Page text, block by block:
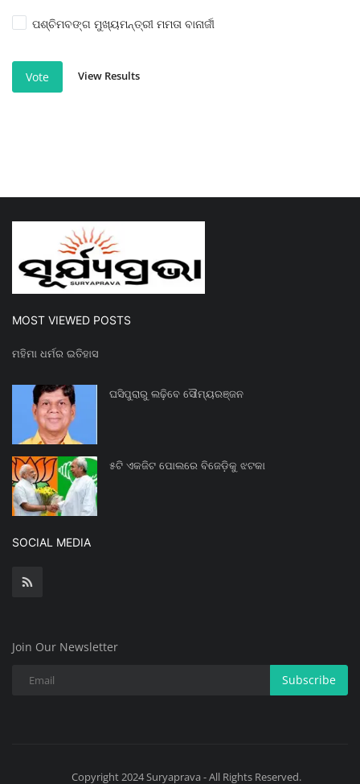
ପଶ୍ଚିମବଙ୍ଗ ମୁଖ୍ୟମନ୍ତ୍ରୀ ମମତା ବାନାର୍ଜୀ
Vote View Results
MOST VIEWED POSTS
ମହିମା ଧର୍ମର ଇତିହାସ
ଘସିପୁରାରୁ ଲଢ଼ିବେ ସୌମ୍ୟରଞ୍ଜନ
୫ଟି ଏକଜିଟ ପୋଲରେ ବିଜେଡ଼ିକୁ ଝଟକା
SOCIAL MEDIA
Join Our Newsletter
Subscribe
Copyright 2024 Suryaprava - All Rights Reserved.